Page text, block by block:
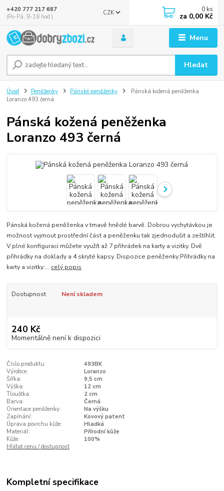
Menu
CZK
Hledat
+420 777 217 687
(Po-Pá, 8-18 hod.)
0 ks
za 0,00 Kč
Úvod Peněženky Pánské peněženky
Pánská kožená peněženka
Loranzo 493 černá
Pánská kožená peněženka
Loranzo 493 černá
Pánská kožená peněženka v tmavě hnědé barvě. Dobrou vychytávkou je
možnost vyjmout prostřední část a peněženku tak zjednodušit a zeštíhlit.
V plné konfiguraci můžete využít až 7 přihrádek na karty a vizitky. Dvě
přihrádky na doklady a 4 skryté kapsy. Dispozice peněženky:Přihrádky na
karty a vizitky:... celý popis
Dostupnost Není skladem
240 Kč
Momentálně není k dispozici
Číslo produktu:
493BK
Výrobce:
Loranzo
Šířka:
9,5 cm
Výška:
12 cm
Tloušťka:
2 cm
Barva:
Černá
Orientace peněženky:
Na výšku
Zapínání:
Kovový patent
Úprava povrchu kůže:
Hladká
Materiál:
Přírodní kůže
Kůže:
100%
Hlídat cenu / dostupnost
Kompletní specifikace